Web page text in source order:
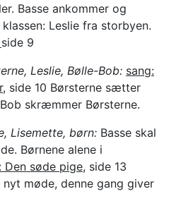
Basse ankommer og
Leslie fra storbyen.
side 9
Leslie, Bølle-Bob: sang:
, side 10 Børsterne sætter
skræmmer Børsterne.
Lisemette, børn: Basse skal
Børnene alene i
Den søde pige, side 13
nyt møde, denne gang giver